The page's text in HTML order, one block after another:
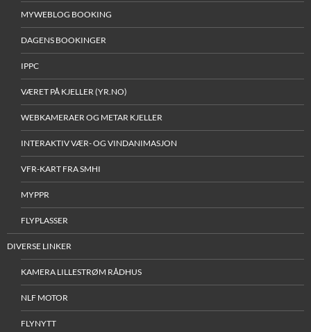
MYWEBLOG BOOKING
DAGENS BOOKINGER
IPPC
VÆRET PÅ KJELLER (YR.NO)
WEBKAMERAER OG METAR KJELLER
INTERAKTIV VÆR- OG VINDANIMASJON
VFR-KART FRA SMHI
MYPPR
FLYPLASSER
DIVERSE LINKER
KAMERA LILLESTRØM RÅDHUS
NLF MOTOR
FLYNYTT